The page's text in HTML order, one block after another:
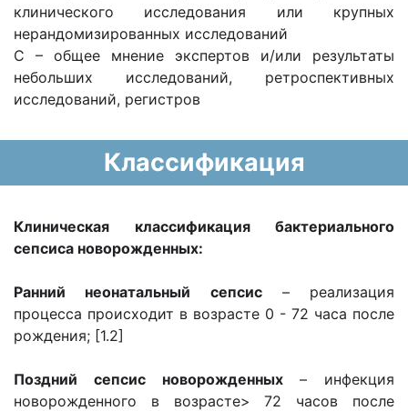
клинического исследования или крупных
нерандомизированных исследований
С – общее мнение экспертов и/или результаты
небольших исследований, ретроспективных
исследований, регистров
Классификация
Клиническая классификация бактериального
сепсиса новорожденных:
Ранний неонатальный сепсис– реализация
процесса происходит в возрасте 0 - 72 часа после
рождения; [1.2]
Поздний сепсис новорожденных– инфекция
новорожденного в возрасте> 72 часов после